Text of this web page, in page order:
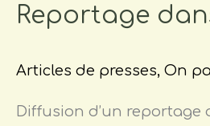
Reportage
Articles de presses, On
Diffusion d’un reportage